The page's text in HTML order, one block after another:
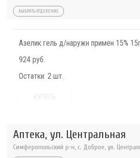
ВЫБРАТЬ ОТДЕЛЕНИЕ
Азелик гель д/наружн примен 15%
924 руб.
Остатки: 2 шт.
Аптека, ул. Центральная
Симферопольский р-н, с. Доброе, ул.